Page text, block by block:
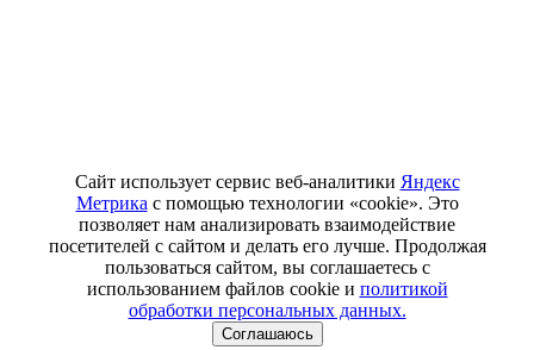
Сайт использует сервис веб-аналитики Яндекс
Метрика с помощью технологии «cookie». Это
позволяет нам анализировать взаимодействие
посетителей с сайтом и делать его лучше. Продолжая
пользоваться сайтом, вы соглашаетесь с
использованием файлов cookie и политикой
обработки персональных данных.
Соглашаюсь